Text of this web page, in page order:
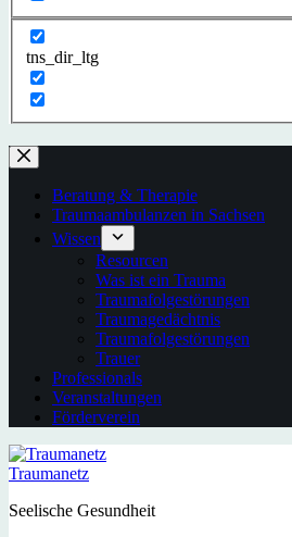
tns_dir_ltg
Beratung & Therapie
Traumaambulanzen in Sachsen
Wissen
Resourcen
Was ist ein Trauma
Traumafolgestörungen
Traumagedächtnis
Traumafolgestörungen
Trauer
Professionals
Veranstaltungen
Förderverein
Traumanetz
Seelische Gesundheit